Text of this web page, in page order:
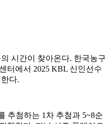
시간이 찾아온다. 한국농구
터에서 2025 KBL 신인선수
다.
추첨하는 1차 추첨과 5~8순